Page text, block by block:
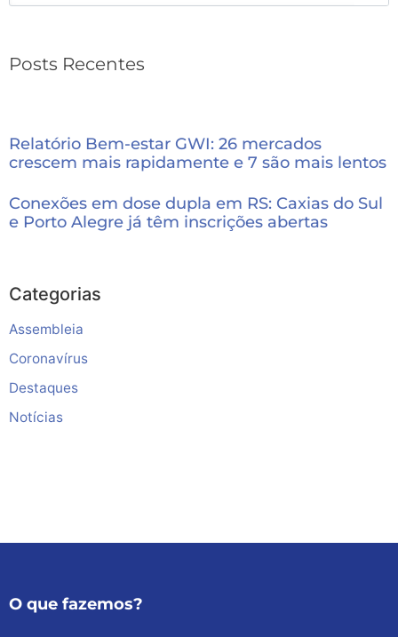
Posts Recentes
Relatório Bem-estar GWI: 26 mercados
crescem mais rapidamente e 7 são mais lentos
Conexões em dose dupla em RS: Caxias do Sul
e Porto Alegre já têm inscrições abertas
Categorias
Assembleia
Coronavírus
Destaques
Notícias
O que fazemos?